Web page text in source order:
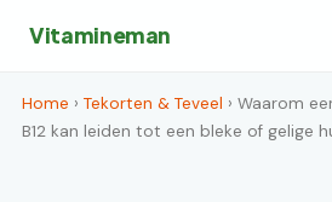
Vitamineman
Home › Tekorten & Teveel › Waarom
B12 kan leiden tot een bleke of gelige